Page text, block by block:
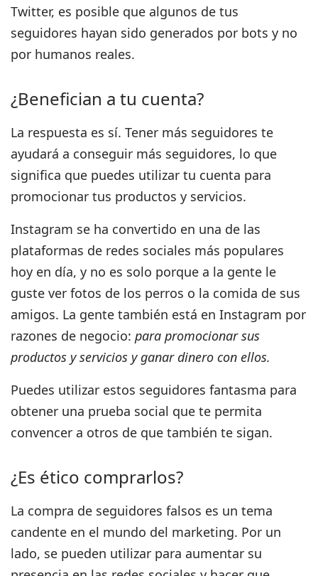
Twitter, es posible que algunos de tus
seguidores hayan sido generados por bots y no
por humanos reales.
¿Benefician a tu cuenta?
La respuesta es sí. Tener más seguidores te
ayudará a conseguir más seguidores, lo que
significa que puedes utilizar tu cuenta para
promocionar tus productos y servicios.
Instagram se ha convertido en una de las
plataformas de redes sociales más populares
hoy en día, y no es solo porque a la gente le
guste ver fotos de los perros o la comida de sus
amigos. La gente también está en Instagram por
razones de negocio:para promocionar sus
productos y servicios y ganar dinero con ellos.
Puedes utilizar estos seguidores fantasma para
obtener una prueba social que te permita
convencer a otros de que también te sigan.
¿Es ético comprarlos?
La compra de seguidores falsos es un tema
candente en el mundo del marketing. Por un
lado, se pueden utilizar para aumentar su